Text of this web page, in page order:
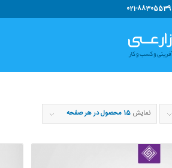
021-88305539
نمایش 15 محصول در هر صفحه